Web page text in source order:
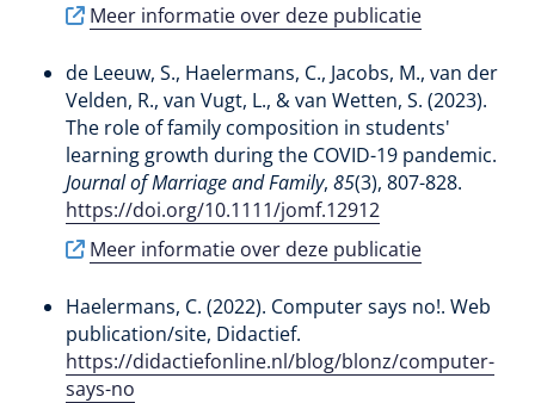
Meer informatie over deze publicatie
de Leeuw, S., Haelermans, C., Jacobs, M., van der
Velden, R., van Vugt, L., & van Wetten, S. (2023).
The role of family composition in students'
learning growth during the COVID-19 pandemic.
Journal of Marriage and Family, 85(3), 807-828.
https://doi.org/10.1111/jomf.12912
Meer informatie over deze publicatie
Haelermans, C. (2022). Computer says no!. Web
publication/site, Didactief.
https://didactiefonline.nl/blog/blonz/computer-
says-no